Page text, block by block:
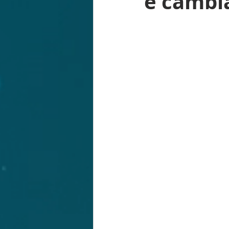
RISARCIMENTO IN FORMA